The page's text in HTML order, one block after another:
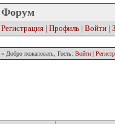
Форум
Регистрация | Профиль | Войти |
» Добро пожаловать, Гость: Войти |